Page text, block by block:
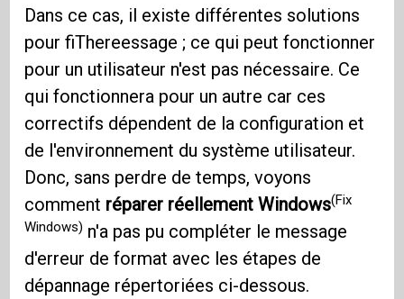
Dans ce cas, il existe différentes solutions
pour fiThereessage ; ce qui peut fonctionner
pour un utilisateur n'est pas nécessaire. Ce
qui fonctionnera pour un autre car ces
correctifs dépendent de la configuration et
de l'environnement du système utilisateur.
Donc, sans perdre de temps, voyons
comment réparer réellement Windows(Fix
Windows) n'a pas pu compléter le message
d'erreur de format avec les étapes de
dépannage répertoriées ci-dessous.